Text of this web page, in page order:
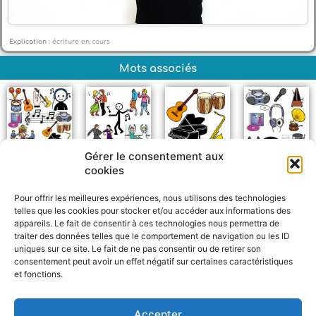
Gérer le consentement aux
cookies
Pour offrir les meilleures expériences, nous utilisons des technologies
telles que les cookies pour stocker et/ou accéder aux informations des
appareils. Le fait de consentir à ces technologies nous permettra de
traiter des données telles que le comportement de navigation ou les ID
uniques sur ce site. Le fait de ne pas consentir ou de retirer son
consentement peut avoir un effet négatif sur certaines caractéristiques
et fonctions.
Explication : écriture en cours
Mots associés
Danse
Instruments de
Objets musicaux
a
h
e
s
a